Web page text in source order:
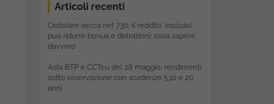
Articoli recenti
Cedolare secca nel 730, il reddito ‘escluso’
può ridurre bonus e detrazioni: cosa sapere
davvero
Asta BTP e CCTeu del 28 maggio: rendimenti
sotto osservazione con scadenze 5,10 e 20
anni